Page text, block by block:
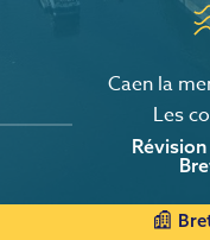
Caen la
Les